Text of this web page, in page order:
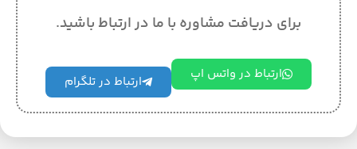
برای دریافت مشاوره با ما در ارتباط باشید.
ارتباط در واتس اپ ارتباط در تلگرام